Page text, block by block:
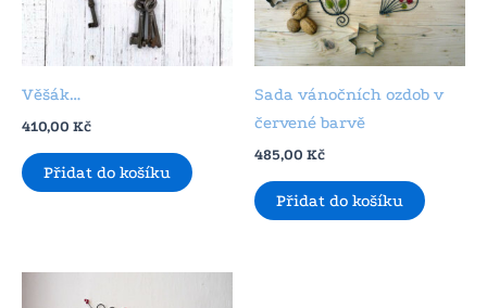
Věšák…
410,00 Kč
Přidat do košíku
Sada vánočních ozdob v
červené barvě
485,00 Kč
Přidat do košíku